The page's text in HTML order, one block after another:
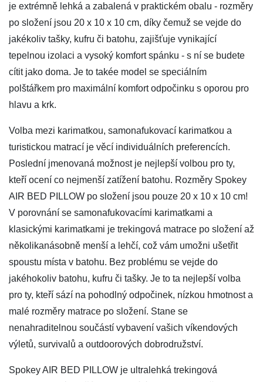
je extrémně lehká a zabalená v praktickém obalu - rozměry
po složení jsou 20 x 10 x 10 cm, díky čemuž se vejde do
jakékoliv tašky, kufru či batohu, zajišťuje vynikající
tepelnou izolaci a vysoký komfort spánku - s ní se budete
cítit jako doma. Je to takée model se speciálním
polštářkem pro maximální komfort odpočinku s oporou pro
hlavu a krk.
Volba mezi karimatkou, samonafukovací karimatkou a
turistickou matrací je věcí individuálních preferencích.
Poslední jmenovaná možnost je nejlepší volbou pro ty,
kteří ocení co nejmenší zatížení batohu. Rozměry Spokey
AIR BED PILLOW po složení jsou pouze 20 x 10 x 10 cm!
V porovnání se samonafukovacími karimatkami a
klasickými karimatkami je trekingová matrace po složení až
několikanásobně menší a lehčí, což vám umožni ušetřit
spoustu místa v batohu. Bez problému se vejde do
jakéhokoliv batohu, kufru či tašky. Je to ta nejlepší volba
pro ty, kteří sází na pohodlný odpočinek, nízkou hmotnost a
malé rozměry matrace po složení. Stane se
nenahraditelnou součástí vybavení vašich víkendových
výletů, survivalů a outdoorových dobrodružství.
Spokey AIR BED PILLOW je ultralehká trekingová